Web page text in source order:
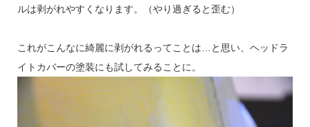
ルは剥がれやすくなります。（やり過ぎると歪む）
これがこんなに綺麗に剥がれるってことは…と思い、ヘッドラ
イトカバーの塗装にも試してみることに。